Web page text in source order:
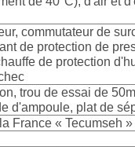
commutateur de
de protection de
de protection
trou de essai de
d'ampoule, plat de
France « Tecumseh »